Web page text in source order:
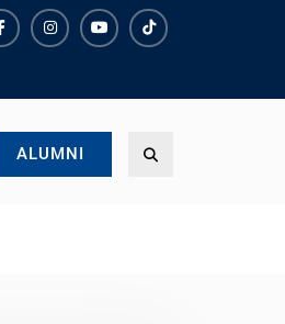
ALUMNI